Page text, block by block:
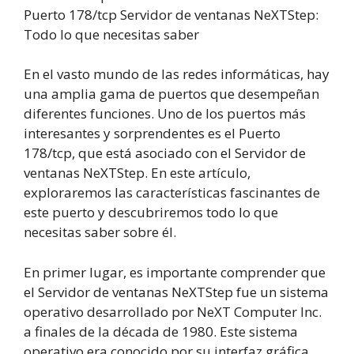
Puerto 178/tcp Servidor de ventanas NeXTStep:
Todo lo que necesitas saber
En el vasto mundo de las redes informáticas, hay
una amplia gama de puertos que desempeñan
diferentes funciones. Uno de los puertos más
interesantes y sorprendentes es el Puerto
178/tcp, que está asociado con el Servidor de
ventanas NeXTStep. En este artículo,
exploraremos las características fascinantes de
este puerto y descubriremos todo lo que
necesitas saber sobre él.
En primer lugar, es importante comprender que
el Servidor de ventanas NeXTStep fue un sistema
operativo desarrollado por NeXT Computer Inc.
a finales de la década de 1980. Este sistema